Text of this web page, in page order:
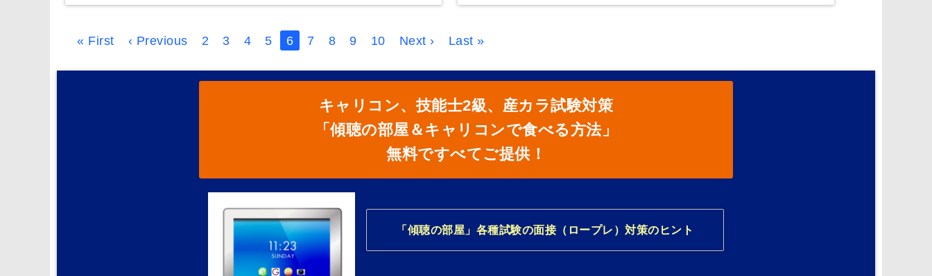
« First ‹ Previous 2 3 4 5 6 7 8 9 10 Next › Last »
キャリコン、技能士2級、産カラ試験対策
「傾聴の部屋＆キャリコンで食べる方法」
無料ですべてご提供！
「傾聴の部屋」各種試験の面接（ロープレ）対策のヒント